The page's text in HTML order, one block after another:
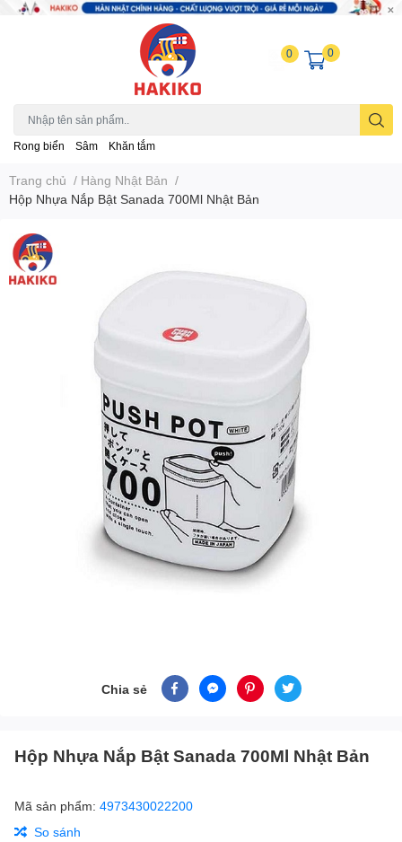
Rong biển Sâm Khăn tắm
0 0
Trang chủ / Hàng Nhật Bản /
Hộp Nhựa Nắp Bật Sanada 700Ml Nhật Bản
Chia sẻ
Hộp Nhựa Nắp Bật Sanada 700Ml Nhật Bản
Mã sản phẩm: 4973430022200
So sánh